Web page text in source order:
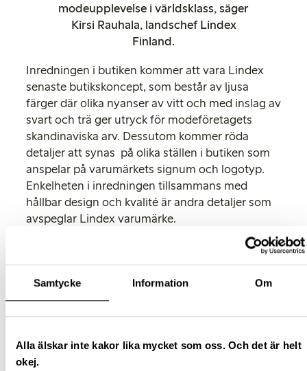
Samtycke Information Om
Alla älskar inte kakor lika mycket som oss. Och det är helt
okej.
modeupplevelse i världsklass, säger
Kirsi Rauhala, landschef Lindex
Finland.
Inredningen i butiken kommer att vara Lindex
senaste butikskoncept, som består av ljusa
färger där olika nyanser av vitt och med inslag av
svart och trä ger utryck för modeföretagets
skandinaviska arv. Dessutom kommer röda
detaljer att synas på olika ställen i butiken som
anspelar på varumärkets signum och logotyp.
Enkelheten i inredningen tillsammans med
hållbar design och kvalité är andra detaljer som
avspeglar Lindex varumärke.
Butiken kommer ha en försäljningsyta på 650
kvadratmeter och erbjuda Lindex samtliga
affärsområden; dam, barn, underkläder och
kosmetik. Satsningen är en fortsättning på
modekedjans internationella expansion. Lindex
samt online inom alla EU-länder och Norge.